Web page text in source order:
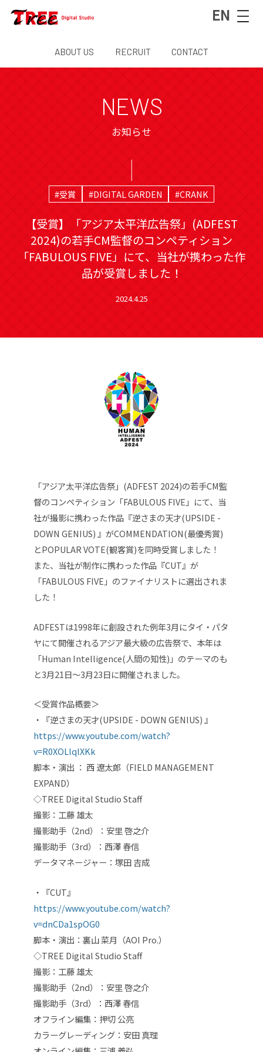
EN
ABOUT US RECRUIT CONTACT
NEWS
お知らせ
#受賞 #DIGITAL GARDEN #CRANK
【受賞】「アジア太平洋広告祭」(ADFEST
2024)の若手CM監督のコンペティション
「FABULOUS FIVE」にて、当社が携わった作
品が受賞しました！
2024.4.25
「アジア太平洋広告祭」(ADFEST 2024)の若手CM監
督のコンペティション「FABULOUS FIVE」にて、当
社が撮影に携わった作品『逆さまの天才(UPSIDE -
DOWN GENIUS) 』がCOMMENDATION(最優秀賞)
とPOPULAR VOTE(観客賞)を同時受賞しました！
また、当社が制作に携わった作品『CUT』が
「FABULOUS FIVE」のファイナリストに選出されま
した！
ADFESTは1998年に創設された例年3月にタイ・パタ
ヤにて開催されるアジア最大級の広告祭で、本年は
「Human Intelligence(人間の知性)」のテーマのも
と3月21日～3月23日に開催されました。
＜受賞作品概要＞
・『逆さまの天才(UPSIDE - DOWN GENIUS) 』
https://www.youtube.com/watch?
v=R0XOLlqlXKk
脚本・演出 ： 西 遼太郎（FIELD MANAGEMENT
EXPAND）
◇TREE Digital Studio Staff
撮影：工藤 雄太
撮影助手（2nd）：安里 啓之介
撮影助手（3rd）：西澤 春信
データマネージャー：塚田 吉成
・『CUT』
https://www.youtube.com/watch?
v=dnCDa1spOG0
脚本・演出：裏山 菜月（AOI Pro.）
◇TREE Digital Studio Staff
撮影：工藤 雄太
撮影助手（2nd）：安里 啓之介
撮影助手（3rd）：西澤 春信
オフライン編集：押切 公亮
カラーグレーディング：安田 真理